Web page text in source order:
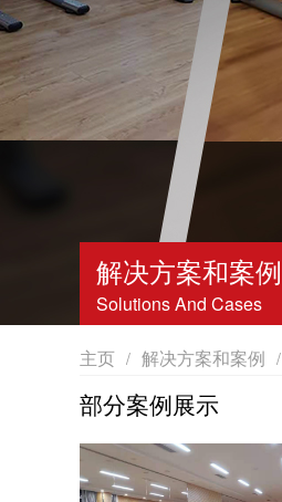
解决方案和案例
Solutions And Cases
主页 / 解决方案和案例 /
部分案例展示